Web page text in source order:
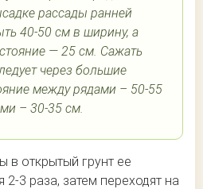
рассады ранней
40-50 см в ширину, а
— 25 см. Сажать
через большие
между рядами – 50-55
– 30-35 см.
в открытый грунт ее
3 раза, затем переходят на